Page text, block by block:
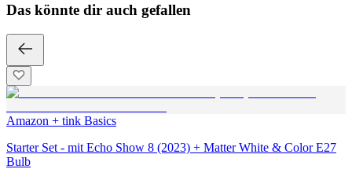
Das könnte dir auch gefallen
Amazon + tink Basics
Starter Set - mit Echo Show 8 (2023) + Matter White & Color E27
Bulb